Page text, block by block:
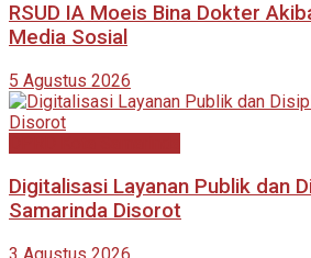
RSUD IA Moeis Bina Dokter
Media Sosial
5 Agustus 2026
Digitalisasi Layanan Publik dan
Samarinda Disorot
3 Agustus 2026